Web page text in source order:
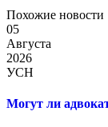
Похожие новости
05
Августа
2026
УСН
Могут ли